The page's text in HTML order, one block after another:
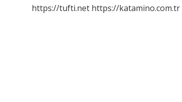
https://tufti.net https://katamino.com.tr